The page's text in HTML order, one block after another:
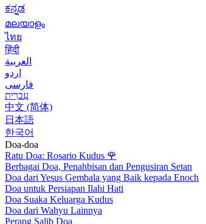
ಕನ್ನಡ
മലയാളം
ไทย
हिंदी
العربية
اردو
فارسی
עִברִית
中文 (简体)
日本語
한국어
Doa-doa
Ratu Doa: Rosario Kudus 🌹
Berbagai Doa, Penahbisan dan Pengusiran Setan
Doa dari Yesus Gembala yang Baik kepada Enoch
Doa untuk Persiapan Ilahi Hati
Doa Suaka Keluarga Kudus
Doa dari Wahyu Lainnya
Perang Salib Doa